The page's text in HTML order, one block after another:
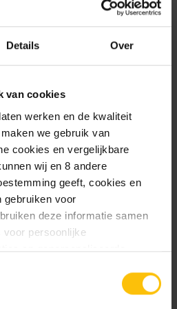
Details Over
van cookies
werken en de kwaliteit
we gebruik van
cookies en vergelijkbare
wij en 8 andere
geeft, cookies en
gebruiken voor
deze informatie samen
voor persoonlijke
en gepersonaliseerde
(gepersonaliseerde
en communicatie binnen
6,95 - Vanaf 75 gratis
het product terug op